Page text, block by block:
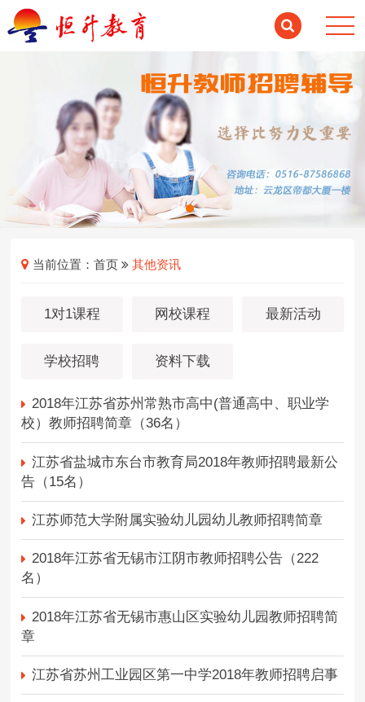
当前位置：首页 其他资讯
1对1课程 网校课程 最新活动
学校招聘 资料下载
2018年江苏省苏州常熟市高中(普通高中、职业学
校）教师招聘简章（36名）
江苏省盐城市东台市教育局2018年教师招聘最新公
告（15名）
江苏师范大学附属实验幼儿园幼儿教师招聘简章
2018年江苏省无锡市江阴市教师招聘公告（222
名）
2018年江苏省无锡市惠山区实验幼儿园教师招聘简
章
江苏省苏州工业园区第一中学2018年教师招聘启事